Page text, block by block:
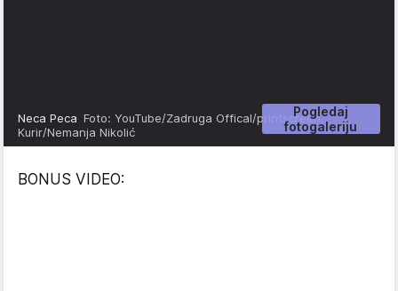
Pogledaj
fotogaleriju
Neca Peca Foto: YouTube/Zadruga Offical/printscreen,
Kurir/Nemanja Nikolić
BONUS VIDEO: